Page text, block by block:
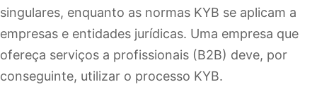
singulares, enquanto as normas KYB se aplicam a
empresas e entidades jurídicas. Uma empresa que
ofereça serviços a profissionais (B2B) deve, por
conseguinte, utilizar o processo KYB.